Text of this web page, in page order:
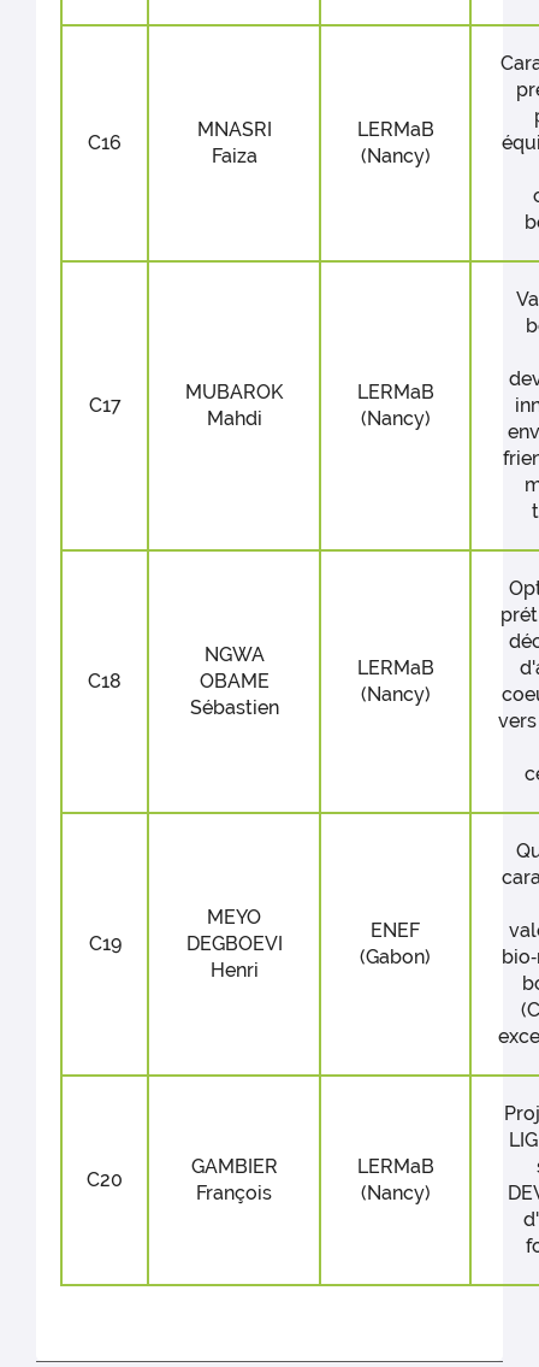
C16
MNASRI
Faiza
LERMaB
(Nancy)
C17
MUBAROK
Mahdi
LERMaB
(Nancy)
C18
NGWA
OBAME
Sébastien
LERMaB
(Nancy)
C19
MEYO
DEGBOEVI
Henri
ENEF
(Gabon)
C20
GAMBIER
François
LERMaB
(Nancy)